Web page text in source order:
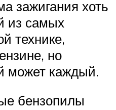
зажигания хоть
из самых
технике,
но
может каждый.
бензопилы